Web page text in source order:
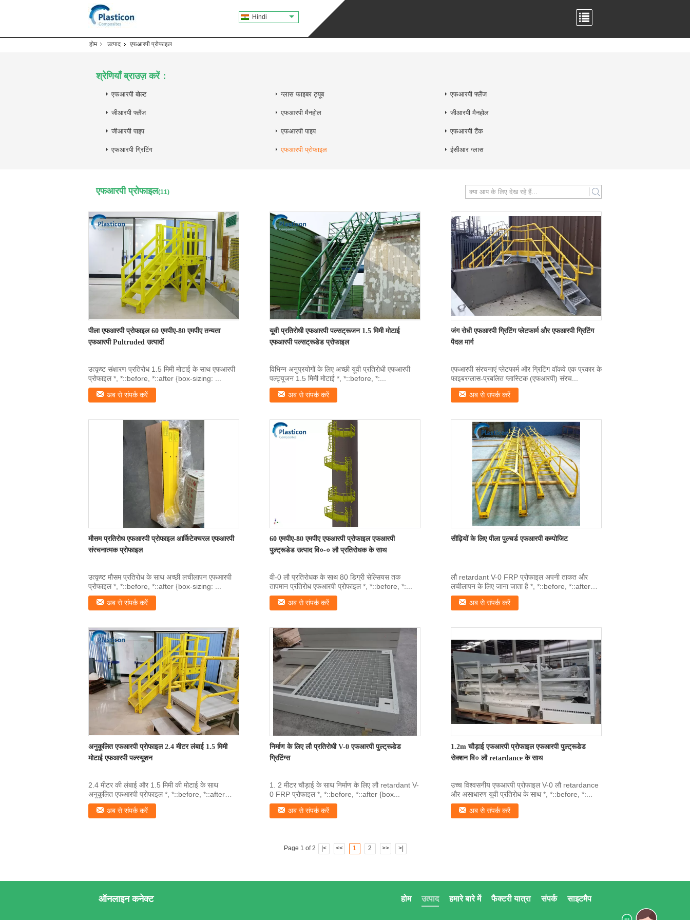
Hindi
होम उत्पाद एफआरपी प्रोफाइल
श्रेणियाँ ब्राउज़ करें：
एफआरपी बोल्ट ग्लास फाइबर ट्यूब एफआरपी फ्लैंज
जीआरपी फ्लैंज एफआरपी मैनहोल जीआरपी मैनहोल
जीआरपी पाइप एफआरपी पाइप एफआरपी टैंक
एफआरपी ग्रिटिंग एफआरपी प्रोफाइल ईसीआर ग्लास
एफआरपी प्रोफाइल(11) search
पीला एफआरपी प्रोफाइल 60 एमपीए-80 एमपीए तन्यता
एफआरपी Pultruded उत्पादों
उत्कृष्ट संक्षारण प्रतिरोध 1.5 मिमी मोटाई के साथ एफआरपी
प्रोफाइल *, *::before, *::after {box-sizing: ...
अब से संपर्क करें
यूवी प्रतिरोधी एफआरपी पल्सट्रूजन 1.5 मिमी मोटाई
एफआरपी पल्सट्रूडेड प्रोफाइल
विभिन्न अनुप्रयोगों के लिए अच्छी यूवी प्रतिरोधी एफआरपी
पल्ट्र्यूजन 1.5 मिमी मोटाई *, *::before, *:...
अब से संपर्क करें
जंग रोधी एफआरपी ग्रिटिंग प्लेटफार्म और एफआरपी ग्रिटिंग
पैदल मार्ग
एफआरपी संरचनाएं प्लेटफार्म और ग्रिटिंग वॉकवे एक प्रकार के
फाइबरग्लास-प्रबलित प्लास्टिक (एफआरपी) संरच...
अब से संपर्क करें
मौसम प्रतिरोध एफआरपी प्रोफाइल आर्किटेक्चरल एफआरपी
संरचनात्मक प्रोफाइल
उत्कृष्ट मौसम प्रतिरोध के साथ अच्छी लचीलापन एफआरपी
प्रोफाइल *, *::before, *::after {box-sizing: ...
अब से संपर्क करें
60 एमपीए-80 एमपीए एफआरपी प्रोफाइल एफआरपी
पुल्ट्रूडेड उत्पाद वि०-० लौ प्रतिरोधक के साथ
वी-0 लौ प्रतिरोधक के साथ 80 डिग्री सेल्सियस तक
तापमान प्रतिरोध एफआरपी प्रोफाइल *, *::before, *:...
अब से संपर्क करें
सीढ़ियों के लिए पीला पुल्चर्ड एफआरपी कम्पोजिट
लौ retardant V-0 FRP प्रोफाइल अपनी ताकत और
लचीलापन के लिए जाना जाता है *, *::before, *::after
{box...
अब से संपर्क करें
अनुकूलित एफआरपी प्रोफाइल 2.4 मीटर लंबाई 1.5 मिमी
मोटाई एफआरपी पल्स्यूशन
2.4 मीटर की लंबाई और 1.5 मिमी की मोटाई के साथ
अनुकूलित एफआरपी प्रोफाइल *, *::before, *::after
{box...
अब से संपर्क करें
निर्माण के लिए लौ प्रतिरोधी V-0 एफआरपी पुल्ट्रूडेड
ग्रिटिंग्स
1. 2 मीटर चौड़ाई के साथ निर्माण के लिए लौ retardant V-
0 FRP प्रोफाइल *, *::before, *::after {box...
अब से संपर्क करें
1.2m चौड़ाई एफआरपी प्रोफाइल एफआरपी पुल्ट्रूडेड
सेक्शन वि० लौ retardance के साथ
उच्च विश्वसनीय एफआरपी प्रोफाइल V-0 लौ retardance
और असाधारण यूवी प्रतिरोध के साथ *, *::before, *:...
अब से संपर्क करें
Page 1 of 2 |< << 1 2 >> >|
ऑनलाइन कनेक्ट साइटमैप
संपर्क
फैक्टरी यात्रा
हमारे बारे में
उत्पाद
होम